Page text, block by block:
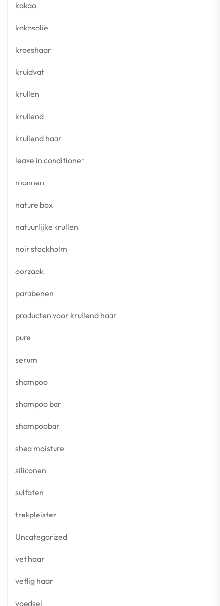
kakao
kokosolie
kroeshaar
kruidvat
krullen
krullend
krullend haar
leave in conditioner
mannen
nature box
natuurlijke krullen
noir stockholm
oorzaak
parabenen
producten voor krullend haar
pure
serum
shampoo
shampoo bar
shampoobar
shea moisture
siliconen
sulfaten
trekpleister
Uncategorized
vet haar
vettig haar
voedsel